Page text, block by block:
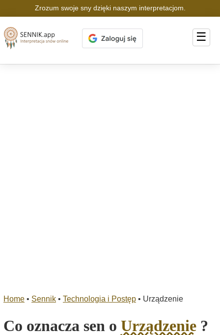
Zrozum swoje sny dzięki naszym interpretacjom.
☰
Home • Sennik • Technologia i Postęp • Urządzenie
Co oznacza sen o Urządzenie ?